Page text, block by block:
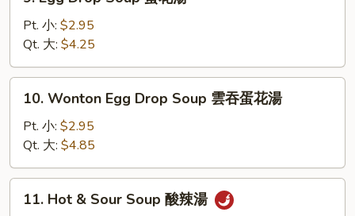
Egg
Drop
Soup
蛋
花
Pt. 小: $2.95
Qt. 大: $4.25
10.
Wonton
Egg
Drop
Soup
雲
10. Wonton Egg Drop Soup 雲吞蛋花湯
Pt. 小: $2.95
Qt. 大: $4.85
11.
Hot11. Hot & Sour Soup 酸辣湯